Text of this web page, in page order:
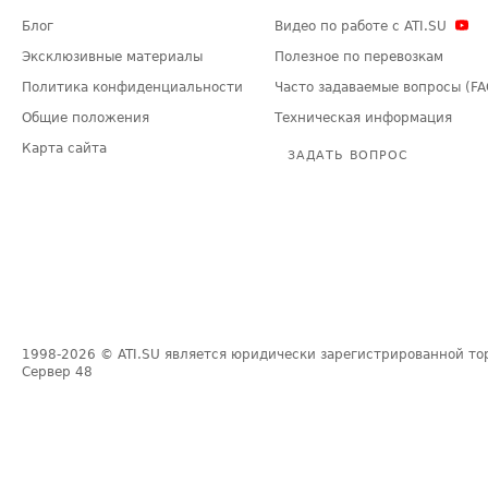
Блог
Эксклюзивные материалы
Политика конфиденциальности
Общие положения
Карта сайта
Видео по работе с ATI.SU
Полезное по перевозкам
Часто задаваемые вопросы
Техническая информация
ЗАДАТЬ ВОПРОС
1998-2026 © ATI.SU является юридически зарегистрированной
Сервер 48